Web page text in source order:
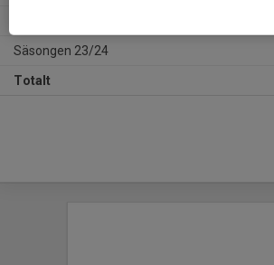
Säsongen 23/24
Totalt